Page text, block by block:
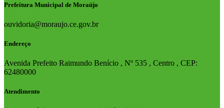
Prefeitura Municipal de Moraújo
ouvidoria@moraujo.ce.gov.br
Endereço
Avenida Prefeito Raimundo Benício , Nº 535 , Centro , CEP:
62480000
Atendimento